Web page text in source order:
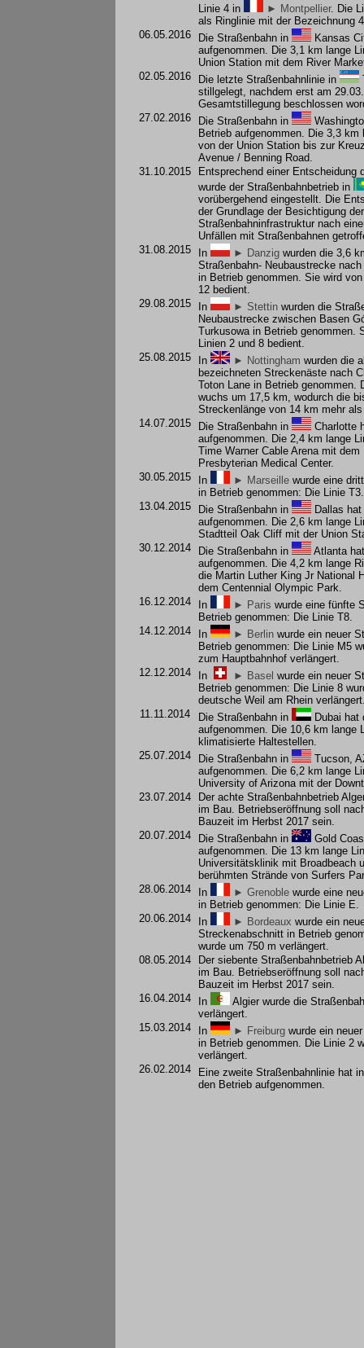
Linie 4 in
► Montpellier. Die
als Ringlinie mit der Bezeichnung
06.05.2016
Die Straßenbahn in
Kansas
aufgenommen. Die 3,1 km lange
Union Station mit dem River
02.05.2016
Die letzte Straßenbahnlinie in
stillgelegt, nachdem erst am
Gesamtstillegung beschlossen
27.02.2016
Die Straßenbahn in
Betrieb aufgenommen. Die 3,3 km
von der Union Station bis zur
Avenue / Benning Road.
31.10.2015
Entsprechend einer Entscheidung
wurde der Straßenbahnbetrieb in
vorübergehend eingestellt. Die
der Grundlage der Besichtigung der
Straßenbahninfrastruktur nach
Unfällen mit Straßenbahnen
31.08.2015
In ► Danzig wurden die 3,6
Straßenbahn- Neubaustrecke
in Betrieb genommen. Sie wird
12 bedient.
29.08.2015
In ► Stettin wurden die
Neubaustrecke zwischen Basen
Turkusowa in Betrieb genommen.
Linien 2 und 8 bedient.
25.08.2015
In ► Nottingham wurden die
bezeichneten Streckenäste nach
Toton Lane in Betrieb genommen.
wuchs um 17,5 km, wodurch die
Streckenlänge von 14 km mehr
14.07.2015
Die Straßenbahn in Charlotte
aufgenommen. Die 2,4 km lange
Time Warner Cable Arena mit dem
Presbyterian Medical Center.
30.05.2015
In ► Marseille wurde eine
in Betrieb genommen: Die Linie T3.
13.04.2015
Die Straßenbahn in Dallas
aufgenommen. Die 2,6 km lange
Stadtteil Oak Cliff mit der Union
30.12.2014
Die Straßenbahn in Atlanta
aufgenommen. Die 4,2 km lange
die Martin Luther King Jr National
dem Centennial Olympic Park.
16.12.2014
In ► Paris wurde eine fünfte
Betrieb genommen: Die Linie T8.
14.12.2014
In ► Berlin wurde ein neuer
Betrieb genommen: Die Linie M5
zum Hauptbahnhof verlängert.
12.12.2014
In ► Basel wurde ein neuer
Betrieb genommen: Die Linie 8
deutsche Weil am Rhein
11.11.2014
Die Straßenbahn in Dubai hat
aufgenommen. Die 10,6 km lange
klimatisierte Haltestellen.
25.07.2014
Die Straßenbahn in
Tucson,
aufgenommen. Die 6,2 km lange
University of Arizona mit der
23.07.2014
Der achte Straßenbahnbetrieb
im Bau. Betriebseröffnung soll
Bauzeit im Herbst 2017 sein.
20.07.2014
Die Straßenbahn in
Gold
aufgenommen. Die 13 km lange
Universitätsklinik mit Broadbeach
berühmten Strände von Surfers
28.06.2014
In ► Grenoble wurde eine
in Betrieb genommen: Die Linie E.
20.06.2014
In ► Bordeaux wurde ein
Streckenabschnitt in Betrieb
wurde um 750 m verlängert.
08.05.2014
Der siebente Straßenbahnbetrieb
im Bau. Betriebseröffnung soll
Bauzeit im Herbst 2017 sein.
16.04.2014
In Algier wurde die
verlängert.
15.03.2014
In ► Freiburg wurde ein
in Betrieb genommen. Die Linie 2
verlängert.
26.02.2014
Eine zweite Straßenbahnlinie hat
den Betrieb aufgenommen.